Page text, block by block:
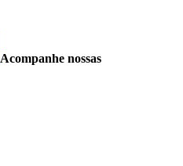
Acompanhe nossas